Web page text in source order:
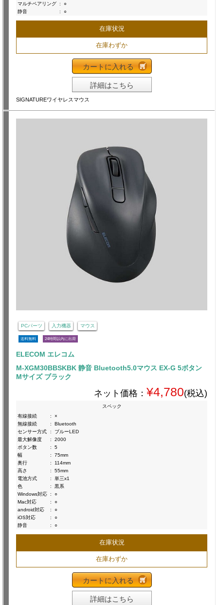
マルチペアリング :
○
静音
: ○
在庫状況
在庫わずか
カートに入れる
詳細はこちら
SIGNATUREワイヤレスマウス
PCパーツ 入力機器 マウス
送料無料 24時間以内に出荷
ELECOM エレコム
M-XGM30BBSKBK 静音 Bluetooth5.0マウス EX-G 5ボタン
Mサイズ ブラック
ネット価格： ¥4,780(税込)
スペック
有線接続
:
×
無線接続
:
Bluetooth
センサー方式
:
ブルーLED
最大解像度
:
2000
ボタン数
:
5
幅
:
75mm
奥行
:
114mm
高さ
:
55mm
電池方式
:
単三x1
色
:
黒系
Windows対応 :
○
Mac対応
:
○
android対応
:
○
iOS対応
:
○
静音
: ○
在庫状況
在庫わずか
カートに入れる
詳細はこちら